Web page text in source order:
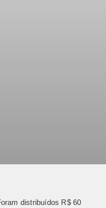
distribuídos R$ 60